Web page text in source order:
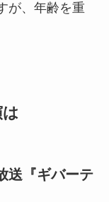
が、年齢を重
送『ギバーテ